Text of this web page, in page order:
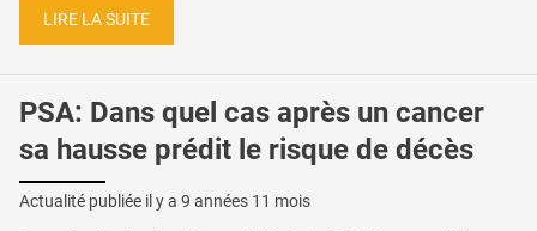
LIRE LA SUITE
PSA: Dans quel cas après un cancer
sa hausse prédit le risque de décès
Actualité publiée il y a 9 années 11 mois